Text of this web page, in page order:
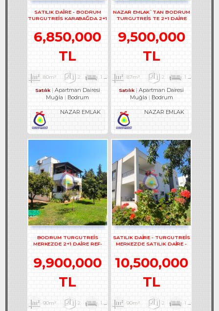
SATILIK DAİRE - BODRUM
TURGUTREİS KARABAĞDA 2+1
6,850,000
TL
80m² 2 1 1
Satılık
Apartman Dairesi
Muğla
Bodrum
NAZAR EMLAK
NAZAR EMLAK`TAN BODRUM
TURGUTREİS TE 2+1 DAİRE
9,500,000
TL
87m² 2 1
Satılık
Apartman Dairesi
Muğla
Bodrum
NAZAR EMLAK
BODRUM TURGUTREİS
MERKEZDE 2+1 DAİRE REF-
9,900,000
TL
90m² 2 1 1
SATILIK DAİRE - TURGUTREİS
MERKEZDE SATILIK DAİRE -
10,500,000
TL
90m² 2 1